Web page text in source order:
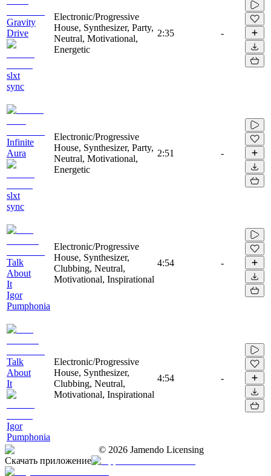
Gravity
Drive
slxt
sync
Electronic/Progressive
House, Synthesizer, Party,
Neutral, Motivational,
Energetic
2:35 -
Infinite
Aura
slxt
sync
Electronic/Progressive
House, Synthesizer, Party,
Neutral, Motivational,
Energetic
2:51 -
Talk
About
It
Igor
Pumphonia
Electronic/Progressive
House, Synthesizer,
Clubbing, Neutral,
Motivational, Inspirational
4:54 -
Talk
About
It
Igor
Pumphonia
Electronic/Progressive
House, Synthesizer,
Clubbing, Neutral,
Motivational, Inspirational
4:54 -
© 2026 Jamendo Licensing
Скачать приложение